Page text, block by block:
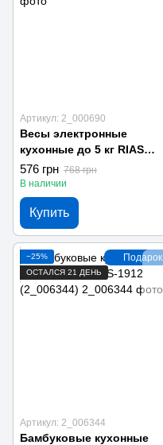
Артикул: 2_000690
Весы электронные
кухонные до 5 кг RIAS
EK01 Blue (2_000690)
576 грн 768 грн
В наличии
Купить
Подарок
−25%
ОСТАЛСЯ 21 ДЕНЬ
Артикул: 2_006344
Бамбуковые кухонные